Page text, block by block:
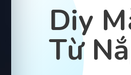
Diy
Từ